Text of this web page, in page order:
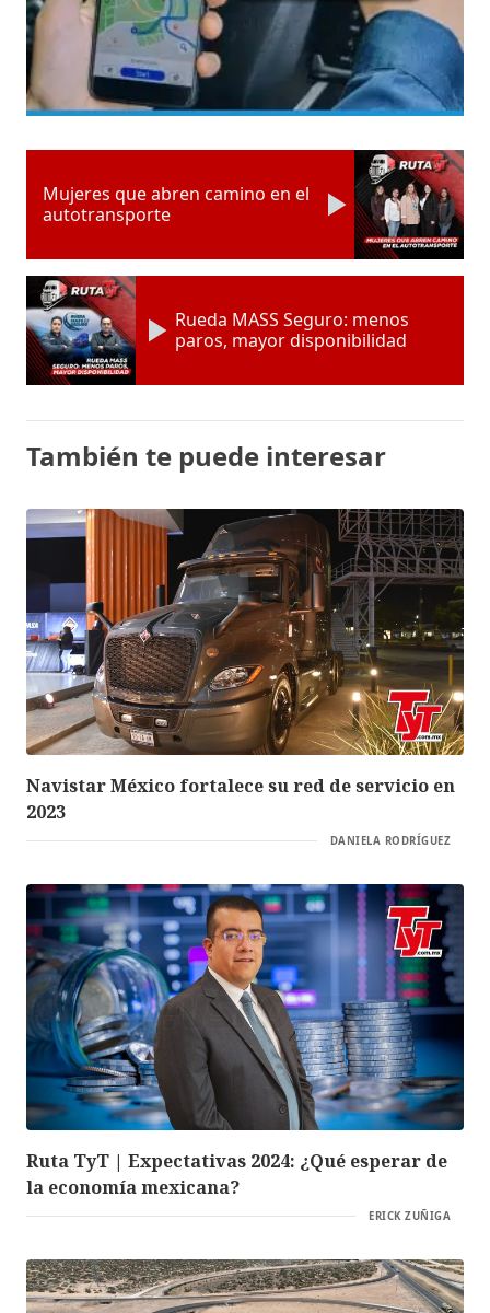
Mujeres que abren camino en el
autotransporte
Rueda MASS Seguro: menos
paros, mayor disponibilidad
También te puede interesar
Navistar México fortalece su red de servicio en
2023
DANIELA RODRÍGUEZ
Ruta TyT | Expectativas 2024: ¿Qué esperar de
la economía mexicana?
ERICK ZUÑIGA